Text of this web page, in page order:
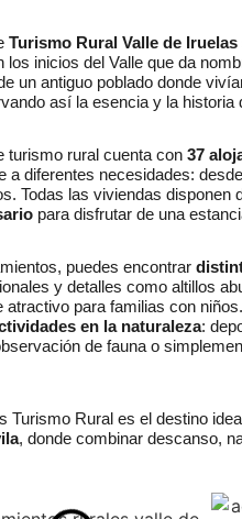
Turismo Rural Valle de Iruelas
los inicios del Valle que da
un antiguo poblado donde
así la esencia y la historia
turismo rural cuenta con37
a diferentes necesidades:
Todas las viviendas disponen
para disfrutar de una
puedes encontrar
y detalles como altillos
atractivo para familias con
en la naturaleza:
de fauna o
Turismo Rural es el destino
, donde combinar descanso,